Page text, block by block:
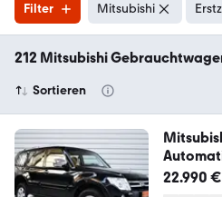
Filter Mitsubishi
212 Mitsubishi
Sortieren
22.990 €